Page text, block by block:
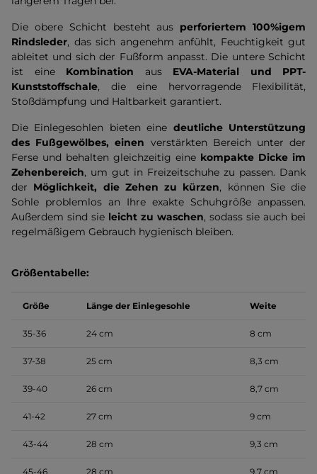
Die obere Schicht besteht aus perforiertem 100%igem
Rindsleder, das sich angenehm anfühlt, Feuchtigkeit gut
ableitet und sich der Fußform anpasst. Die untere Schicht
ist eineKombination ausEVA-Material und PPT-
Kunststoffschale, die eine hervorragende Flexibilität,
Stoßdämpfung und Haltbarkeit garantiert.
Die Einlegesohlen bieten eine deutliche Unterstützung
des Fußgewölbes, einen verstärkten Bereich unter der
Ferse und behalten gleichzeitig eine kompakte Dicke im
Zehenbereich, um gut in Freizeitschuhe zu passen. Dank
der Möglichkeit, die Zehen zu kürzen, können Sie die
Sohle problemlos an Ihre exakte Schuhgröße anpassen.
Außerdem sind sie leicht zu waschen, sodass sie auch bei
regelmäßigem Gebrauch hygienisch bleiben.
Größentabelle:
Größe Länge der Einlegesohle Weite
35-36 24 cm 8 cm
37-38 25 cm 8,3 cm
39-40 26 cm 8,7 cm
41-42 27 cm 9 cm
43-44 28 cm 9,3 cm
45-46 28 cm 9,7 cm